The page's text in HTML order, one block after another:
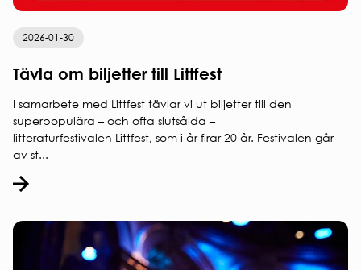
2026-01-30
Tävla om biljetter till Littfest
I samarbete med Littfest tävlar vi ut biljetter till den
superpopulära – och ofta slutsålda –
litteraturfestivalen Littfest, som i år firar 20 år. Festivalen går
av st...